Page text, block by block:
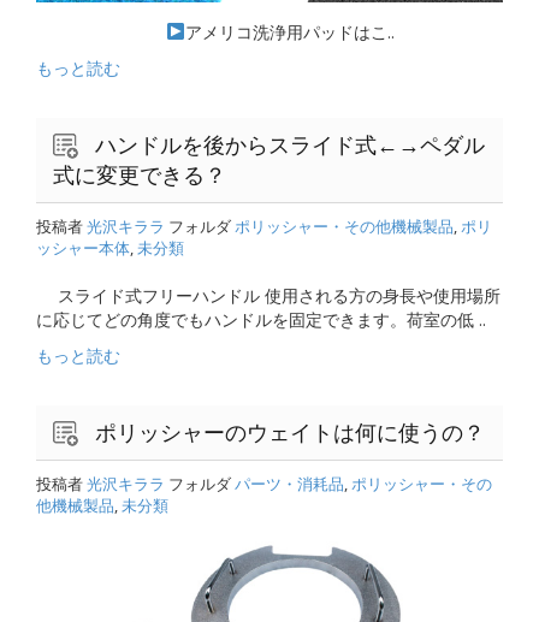
アメリコ洗浄用パッドはこ..
もっと読む
ハンドルを後からスライド式←→ペダル
式に変更できる？
投稿者光沢キララ フォルダポリッシャー・その他機械製品,ポリ
ッシャー本体,未分類
スライド式フリーハンドル 使用される方の身長や使用場所
に応じてどの角度でもハンドルを固定できます。荷室の低 ..
もっと読む
ポリッシャーのウェイトは何に使うの？
投稿者光沢キララ フォルダパーツ・消耗品,ポリッシャー・その
他機械製品,未分類